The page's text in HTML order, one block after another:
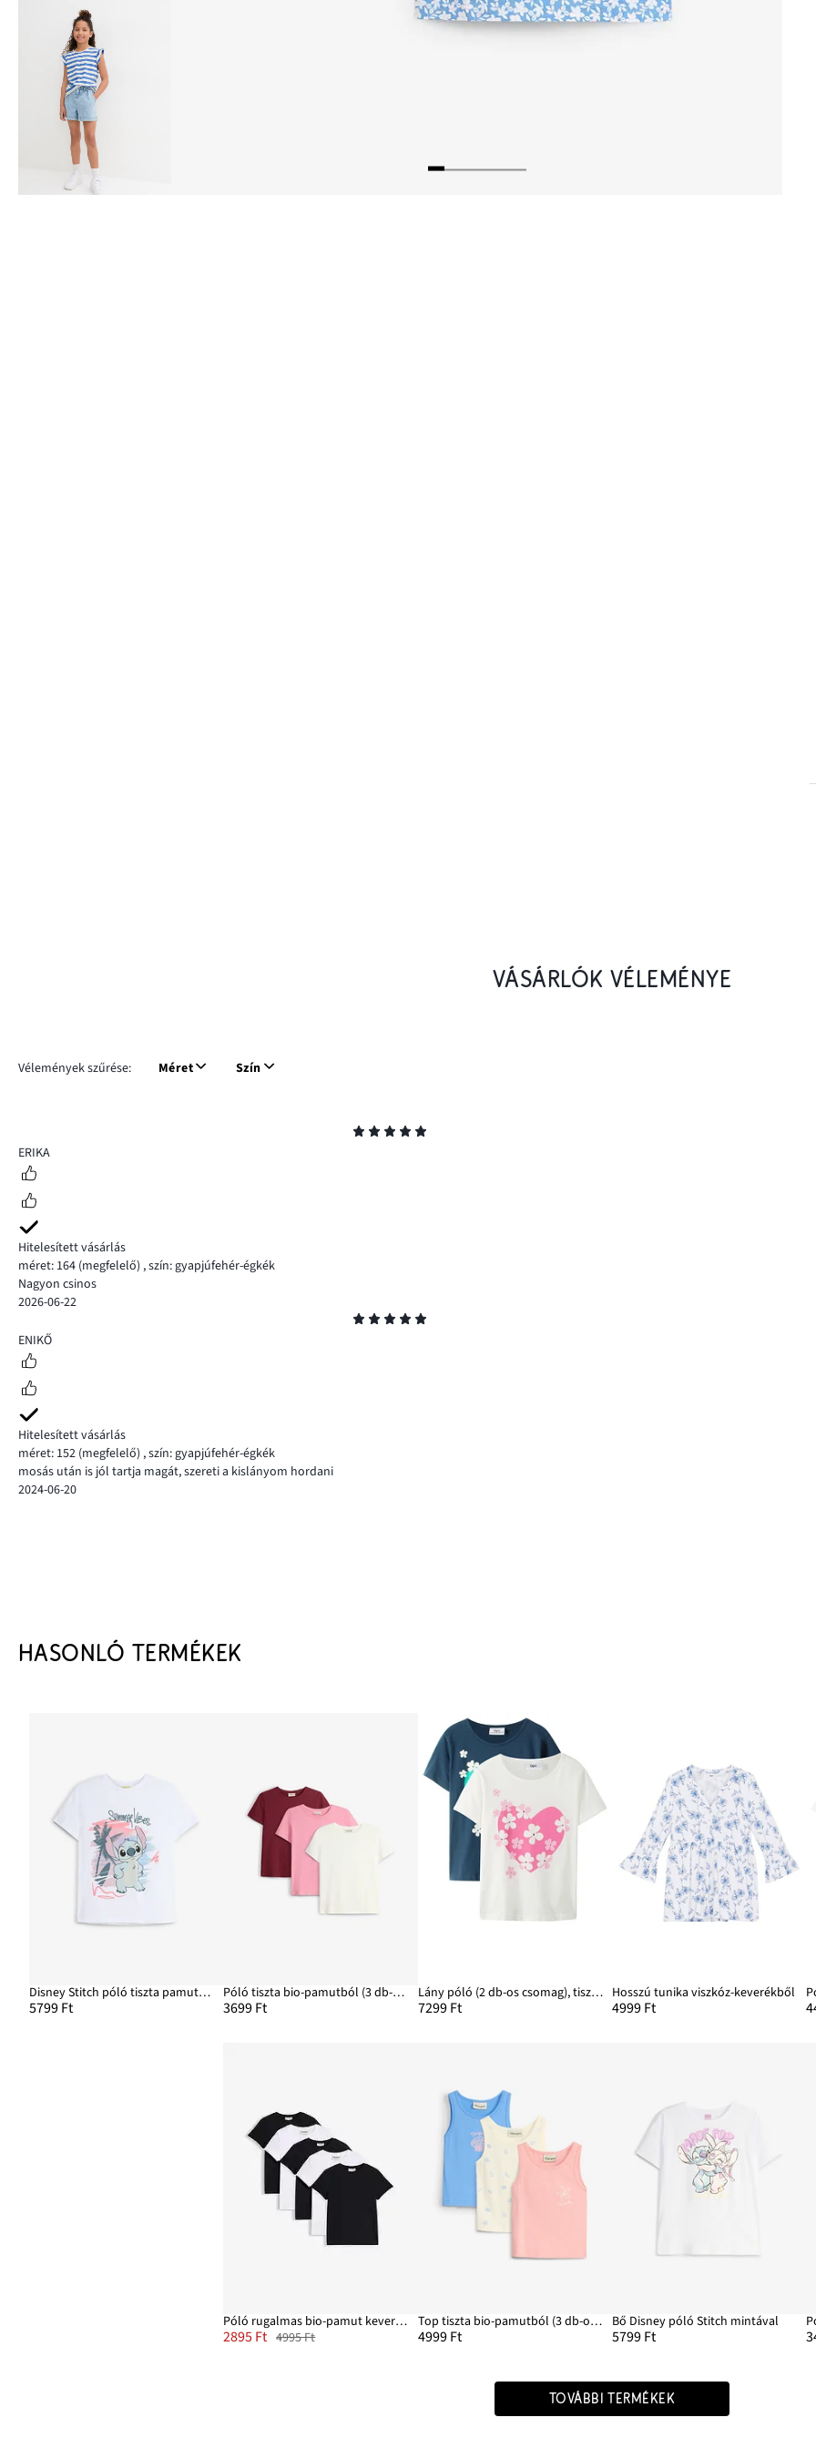
VÁSÁRLÓK VÉLEMÉNYE
Vélemények szűrése: Méret Szín
5
ERIKA
Hitelesített vásárlás
méret: 164 (megfelelő) ,szín: gyapjúfehér-égkék
Nagyon csinos
2026-06-22
5
ENIKŐ
Hitelesített vásárlás
méret: 152 (megfelelő) ,szín: gyapjúfehér-égkék
mosás után is jól tartja magát, szereti a kislányom hordani
2024-06-20
HASONLÓ TERMÉKEK
Disney Stitch póló tiszta pamutból
5799 Ft
Póló tiszta bio-pamutból (3 db-os csomag)
3699 Ft
Lány póló (2 db-os csomag), tiszta bio-pamutból
7299 Ft
Hosszú tunika viszkóz-keverékből
4999 Ft
Póló rugalmas bio-pamut keverékből (5 db-os csomag)
2895 Ft 4995 Ft
Top tiszta bio-pamutból (3 db-os csomag)
4999 Ft
Bő Disney póló Stitch mintával
5799 Ft
TOVÁBBI TERMÉKEK